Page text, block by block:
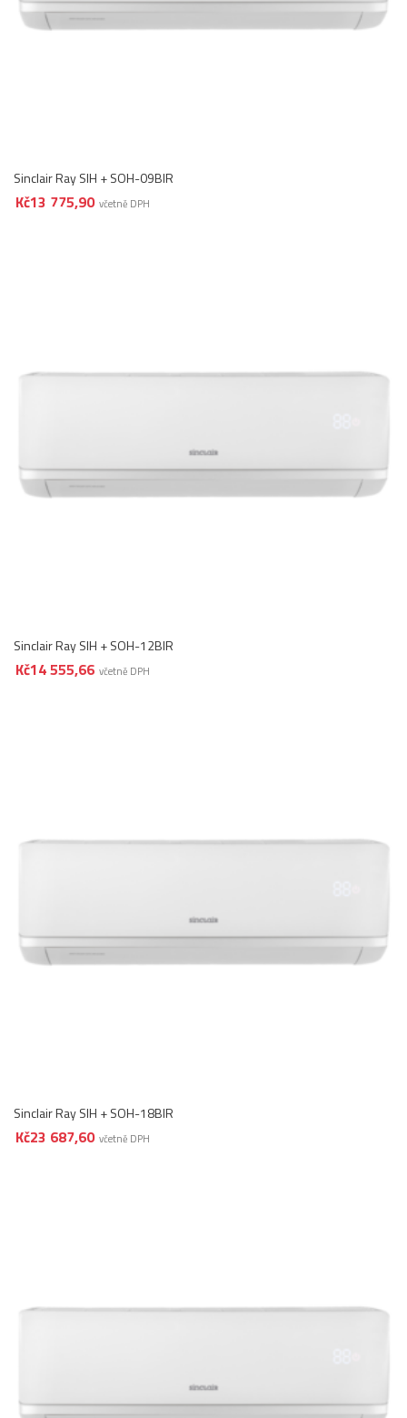
Sinclair Ray SIH + SOH-09BIR
Kč13 775,90 včetně DPH
Sinclair Ray SIH + SOH-12BIR
Kč14 555,66 včetně DPH
Sinclair Ray SIH + SOH-18BIR
Kč23 687,60 včetně DPH